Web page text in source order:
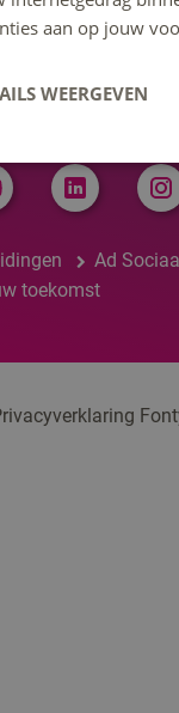
Ad
toekomst
aan op jouw
WEERGEVEN